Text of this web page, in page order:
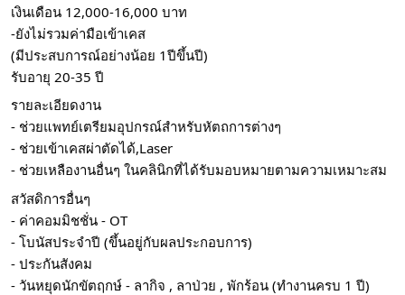
เงินเดือน 12,000-16,000 บาท
-ยังไม่รวมค่ามือเข้าเคส
(มีประสบการณ์อย่างน้อย 1ปีขึ้นปี)
รับอายุ 20-35 ปี
รายละเอียดงาน
- ช่วยแพทย์เตรียมอุปกรณ์สำหรับหัตถการต่างๆ
- ช่วยเข้าเคสผ่าตัดได้,Laser
- ช่วยเหลืองานอื่นๆ ในคลินิกที่ได้รับมอบหมายตามความเหมาะสม
สวัสดิการอื่นๆ
- ค่าคอมมิชชั่น - OT
- โบนัสประจำปี (ขึ้นอยู่กับผลประกอบการ)
- ประกันสังคม
- วันหยุดนักขัตฤกษ์ - ลากิจ , ลาป่วย , พักร้อน (ทำงานครบ 1 ปี)